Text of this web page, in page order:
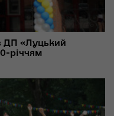
ДП «Луцький
річчям